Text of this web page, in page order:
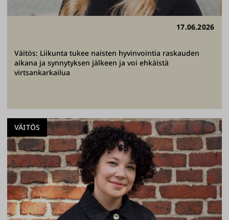
17.06.2026
Väitös: Liikunta tukee naisten hyvinvointia raskauden
aikana ja synnytyksen jälkeen ja voi ehkäistä
virtsankarkailua
VÄITÖS